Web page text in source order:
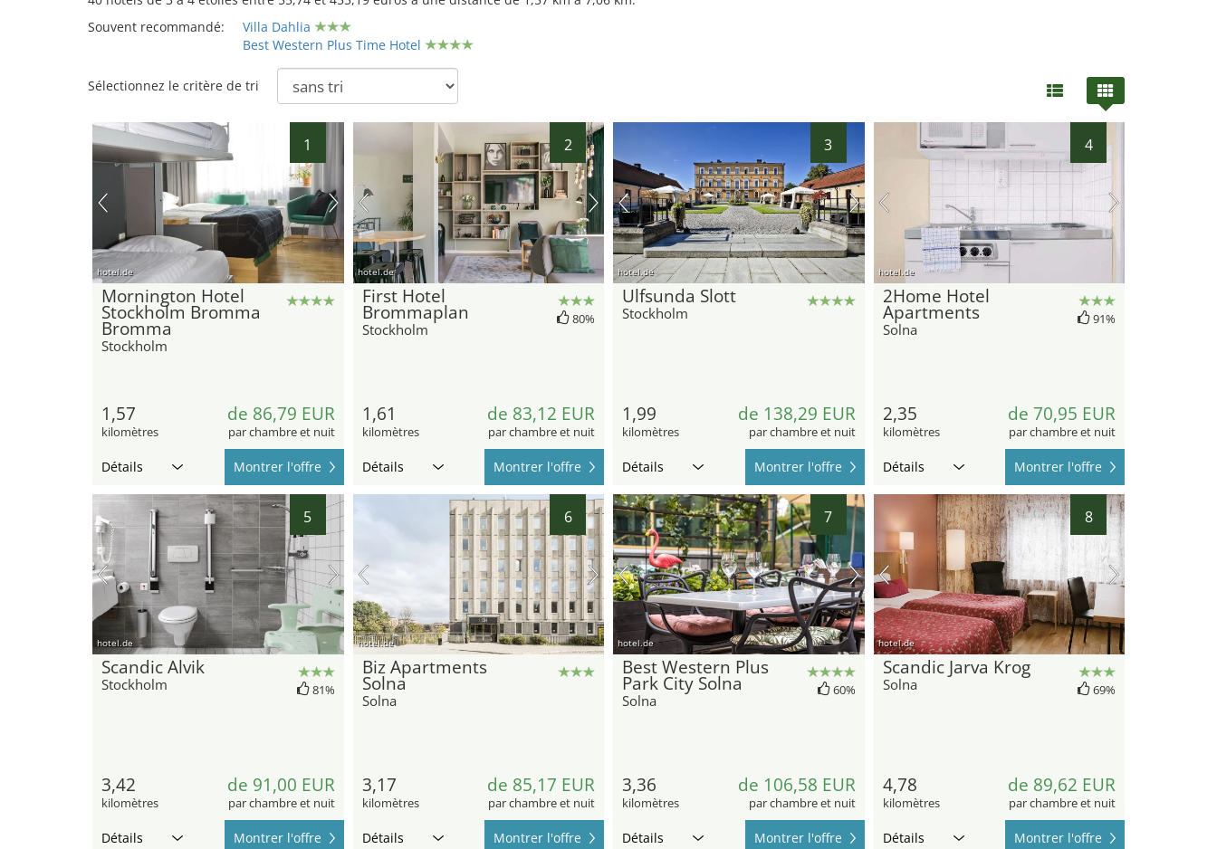
Souvent recommandé:
Villa Dahlia
Best Western Plus Time Hotel
Sélectionnez le critère de tri
1
hotel.de
Mornington Hotel
Stockholm Bromma
Bromma
Stockholm
1,57
kilomètres
de 86,79 EUR
par chambre et nuit
Détails Montrer l'offre
2
hotel.de
First Hotel
Brommaplan
Stockholm
80%
1,61
kilomètres
de 83,12 EUR
par chambre et nuit
Détails Montrer l'offre
3
hotel.de
Ulfsunda Slott
Stockholm
1,99
kilomètres
de 138,29 EUR
par chambre et nuit
Détails Montrer l'offre
4
hotel.de
2Home Hotel
Apartments
Solna
91%
2,35
kilomètres
de 70,95 EUR
par chambre et nuit
Détails Montrer l'offre
5
hotel.de
Scandic Alvik
Stockholm 81%
3,42
kilomètres
de 91,00 EUR
par chambre et nuit
Détails Montrer l'offre
6
hotel.de
Biz Apartments
Solna
Solna
3,17
kilomètres
de 85,17 EUR
par chambre et nuit
Détails Montrer l'offre
7
hotel.de
Best Western Plus
Park City Solna
Solna
60%
3,36
kilomètres
de 106,58 EUR
par chambre et nuit
Détails Montrer l'offre
8
hotel.de
Scandic Jarva Krog
Solna 69%
4,78
kilomètres
de 89,62 EUR
par chambre et nuit
Détails Montrer l'offre